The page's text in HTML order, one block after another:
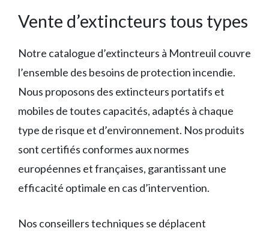
Vente d’extincteurs tous types
Notre catalogue d’extincteurs à Montreuil couvre
l’ensemble des besoins de protection incendie.
Nous proposons des extincteurs portatifs et
mobiles de toutes capacités, adaptés à chaque
type de risque et d’environnement. Nos produits
sont certifiés conformes aux normes
européennes et françaises, garantissant une
efficacité optimale en cas d’intervention.
Nos conseillers techniques se déplacent